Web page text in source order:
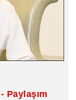
- Paylaşım